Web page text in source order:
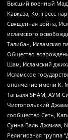
Высший военный
Кавказа, Конгресс
Священная война,
исламского
Талибан, Исламская
Общество
Шам, Исламский
Исламское
ополчение имени К.
Тагьаля SHAM, АУМ
Чистопольский
сообщество Сеть,
Сунна Валь Джамаа,
Религиозная группа